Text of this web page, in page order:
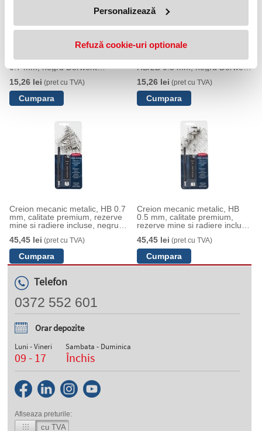
Personalizează
Refuză cookie-uri optionale
Set 30 rezerve mine si 3 radiere,
pentru creion mecanic HB/2B
0.7 mm, negru Derwent
15,26 lei (pret cu TVA)
Set 30 rezerve mine si 3
radiere, pentru creion mecanic
HB/2B 0.5 mm, negru Derwent
15,26 lei (pret cu TVA)
Creion mecanic metalic, HB 0.7
mm, calitate premium, rezerve
mine si radiere incluse, negru
45,45 lei (pret cu TVA)
Creion mecanic metalic, HB
0.5 mm, calitate premium,
rezerve mine si radiere incluse,
45,45 lei (pret cu TVA)
Telefon
0372 552 601
Orar depozite
Luni - Vineri
09 - 17
Sambata - Duminica
Închis
Afiseaza preturile:
cu TVA